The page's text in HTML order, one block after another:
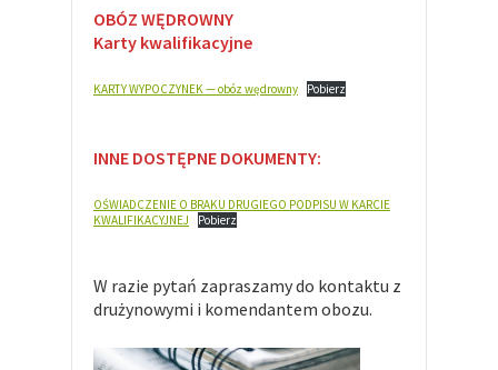
OBÓZ WĘDROWNY
Karty kwalifikacyjne
KARTY WYPOCZYNEK — obóz wędrowny Pobierz
INNE DOSTĘPNE DOKUMENTY:
OŚWIADCZENIE O BRAKU DRUGIEGO PODPISU W KARCIE
KWALIFIKACYJNEJ
Pobierz
W razie pytań zapraszamy do kontaktu z
drużynowymi i komendantem obozu.